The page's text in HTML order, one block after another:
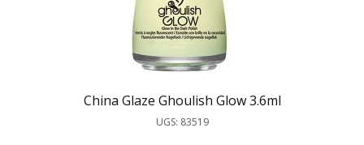
China Glaze Ghoulish Glow 3.6ml
UGS: 83519